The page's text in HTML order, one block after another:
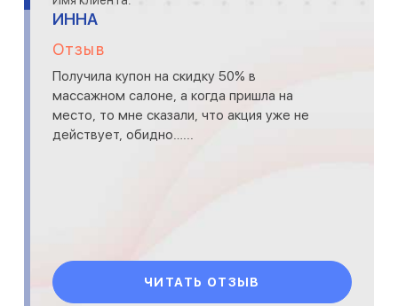
ИННА
Отзыв
Получила купон на скидку 50% в
массажном салоне, а когда пришла на
место, то мне сказали, что акция уже не
действует, обидно…...
ЧИТАТЬ ОТЗЫВ